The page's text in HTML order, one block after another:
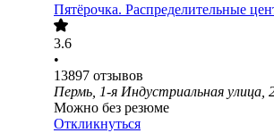
Пятёрочка. Распределительные
3.6
•
13897 отзывов
Пермь, 1-я Индустриальная улица,
Можно без резюме
Откликнуться